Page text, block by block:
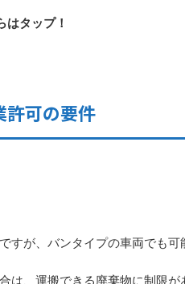
はタップ！
許可の要件
が、バンタイプの車両でも可
は、運搬できる廃棄物に制限が